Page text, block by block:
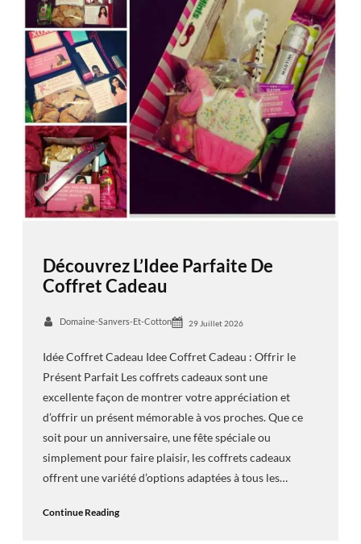
Découvrez L’Idee Parfaite De
Coffret Cadeau
Domaine-Sanvers-Et-Cotton 29 Juillet 2026
Idée Coffret Cadeau Idee Coffret Cadeau : Offrir le
Présent Parfait Les coffrets cadeaux sont une
excellente façon de montrer votre appréciation et
d’offrir un présent mémorable à vos proches. Que ce
soit pour un anniversaire, une fête spéciale ou
simplement pour faire plaisir, les coffrets cadeaux
offrent une variété d’options adaptées à tous les…
Continue Reading